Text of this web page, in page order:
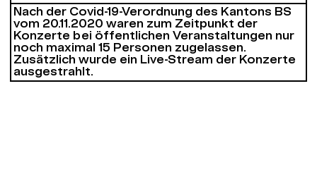
Nach der Covid-19-Verordnung des Kantons BS
vom 20.11.2020 waren zum Zeitpunkt der
Konzerte bei öffentlichen Veranstaltungen nur
noch maximal 15 Personen zugelassen.
Zusätzlich wurde ein Live-Stream der Konzerte
ausgestrahlt.